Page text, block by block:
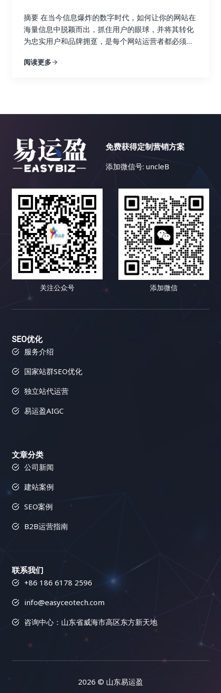
据分析，你可以发现哪些链接建设策略真正有效，哪
些策略只是徒劳无功。例如，你可能会发现，来自行
业权威博客的链接带来了大量的目标流量和转化，而
害网站的声誉。 基于这些发现，你可以及时调整你的
个持续迭代的过程。你需要定期监控数据，并根据数
需要根据风向和水流的变化不断调整航线，才能最终
安全抵达目的地。 市场环境和用户行为都在不断变
化，只有持续地分析数据，才能保持链接建设策略的
有效性。 五、 案例分析：小红书如何玩转链接建
社交电商平台，其链接建设策略非常值得学习和借
鉴。 小红书的成功并非偶然，而是精心策划和运营的
结果。 让我们深入剖析小红书是如何玩转链接建设
的： 小红书的成功案例表明，高质量的内容和活跃的
社区是链接建设的基石。 通过创造有价值的内容，吸
引用户参与，并引导用户分享和转载，可以获得大量
的、高质量的外部链接，并提升网站的流量、知名度
和最终的转化率。 六、 常见误区：你需要避免哪些
坑？ 在进行链接建设的道路上，充满了各种陷阱和误
区。 避免这些误区可以帮助你少走弯路，提高效率，
复杂的过程，需要不断地学习、实践和优化。 数据驱
动是链接建设成功的关键。 通过追踪和分析数据，你
策略，最终实现网站流量的持续增长，并最终实现你
短跑，需要坚持不懈的努力和持续的优化。 只有不断
学习，不断改进，才能在激烈的竞争中脱颖而出。 易
助客户提升网站在搜索引擎中的排名，增加有机流
量，推动业务增长。我们的使命是通过科学的SEO策
领先优势。 模块三：链接建设：网站权重的助推器(8
节详细教程) 更多模块
相关的关键词，并分析这些关键词的搜索量、竞争程
度以及排名情况。通过关键词研究，你可以找到潜在
的链接建设目标，例如与你行业相关的博客、论坛和
为你的竞争对手带来了最多的流量，并以此为参考，
吸引目标受众的关注，并最终获得链接。 3. 内容探
探索功能可以帮助你找到在社交媒体上表现优异的内
容。你可以分析这些内容的主题、格式、推广策略等
等，从中学习如何创作更具吸引力的内容，从而吸引
更多的链接。通过分析热门内容，你可以了解目标受
内容，从而提升你的内容营销效果。高质量的内容是
吸引链接的关键，因为它可以为用户提供价值，并鼓
励其他网站链接到你的网站，从而提升你的网站权威
性和排名。好的内容也更容易在社交媒体上被分享，
从而带来更多的曝光率和流量。 三、Semrush：多功
能搜索引擎优化工具，助力链接建设 Semrush 就像
一位多才多艺的助手，可以帮助你进行关键词研究、
竞争对手分析、网站审核等等，全方位提升你的搜索
引擎优化效果。它不仅可以帮助你分析竞争对手，还
可以帮助你跟踪你的搜索引擎优化进度，并提供可操
存在的问题，并提供解决方案，让你可以更好地优化
你的网站，并获得更好的搜索引擎排名和更多的流
Semrush 的反向链接分析功能可以帮助你分析竞争对
手的反向链接情况，包括链接数量、链接质量、链接
来源等等。通过分析竞争对手的链接策略，你可以找
到潜在的链接建设目标，并制定更有效的链接建设策
接建设机会，并制定更有效的策略，从而在竞争中占
据优势，并避免一些常见的错误。 2. 链接建设工具：
帮助你自动化链接建设流程，例如寻找潜在的链接合
作伙伴、发送外联邮件、跟踪链接建设进度等等。这
间和精力，让你可以专注于更重要的搜索引擎优化工
根据数据进行优化调整。使用 Semrush 的链接建设
工具可以简化链接建设流程，并提高你的效率，让你
事半功倍，更快地获得结果。 四、Buzzsumo：内容
营销利器，打造病毒式传播 Buzzsumo 就像一位社交
媒体专家，可以帮助你找到热门话题、影响力人物以
及病毒式传播的内容，从而提升你的内容营销效果。
它可以帮助你了解哪些内容在你的行业中表现最佳，
并为你提供内容创作灵感，让你在内容营销的战场上
无往不利，打造爆款内容，吸引大量的流量和关注，
究：紧跟热点，创作爆款内容 Buzzsumo 可以帮助你
语、韩语、阿拉伯语等等，每一个语种都有其独特的
语法和文化背景。这使得搜索引擎优化策略的制定更
加复杂，我们需要针对不同的语言和文化制定不同的
就很难理解目标市场的用户需求、搜索习惯和文化背
务的推广可能会受到限制，你需要了解目标市场的相
关法律法规。 再次，竞争激烈也是一个不容忽视的问
题。一些热门的小语种市场竞争非常激烈，需要付出
间和资源，进行更深入的关键词研究和内容优化。 最
后，资源匮乏也是小语种搜索引擎优化面临的一个难
题。相比于英语等主流语言，小语种搜索引擎优化的
学习资源和工具相对匮乏。找到合适的工具和资源需
要花费更多的时间和精力。你可能需要尝试不同的工
具，并进行比较和筛选。 然而，挑战与机遇并存。随
着全球化的深入发展，小语种市场蕴藏着巨大的潜
力。这是一个尚未完全开发的蓝海市场。掌握小语种
搜索引擎优化技巧，就能抢占先机，在蓝海市场中获
得丰厚的回报。想想看，如果你的网站能够在竞争相
对较小的市场中获得领先地位，那将带来多么巨大的
更高的市场份额。 二、小语种搜索引擎优化工具箱：
武装你的网站，征服全球 想要在小语种搜索引擎优化
的网站。以下是一些经过实战检验的利器，它们涵盖
容优化等多个方面。它们能够帮助你提升网站排名，
吸引更多目标用户。 三、小语种搜索引擎优化的最佳
获得长期稳定的排名提升。 四、小语种搜索引擎优化
工具对比：选择最适合你的武器 工具类型 功能 适用
量分析 寻找目标关键词，分析关键词竞争程度 网站
分析工具 流量统计、用户行为分析、页面访问量分析
了解网站运营状况，找出问题所在 竞争对手分析工具
竞争对手网站分析、关键词排名分析、反向链接分析
本地化 内容优化工具 语法检查、拼写检查、可读性
分析 提升网站内容质量，优化用户体验 这个表格列
举了一些常用的搜索引擎优化工具类型及其功能和适
语种搜索引擎优化。不同的工具有不同的优缺点，你
需要根据自己的需求和预算进行选择。 五、开启你的
小语种搜索引擎优化之旅：从今天开始，走向世界 小
语种搜索引擎优化虽然充满挑战，但也充满了机遇。
化，未来可期 随着全球化的不断深入，小语种搜索引
摘要 在当今信息爆炸的数字时代，如何让你的网站在
海量信息中脱颖而出，抓住用户的眼球，并将其转化
为忠实用户和品牌拥趸，是每个网站运营者都必须认
一难题的关键所在。本文将深入探讨内容多样化策略
态，最终实现网站流量的持续增长、用户参与度的显
化：为何内容多样化至关重要？ 想象一下，如果一个
花园里只种植着单一品种的花卉，即使再娇艳欲滴，
也会让人感到单调乏味。同样的道理，如果一个网站
只提供单一的内容形式，即使文字再优美，设计再精
失和用户参与度的下降。 互联网用户是一个极其庞大
且异质性极高的群体，不同的用户拥有不同的背景、
兴趣、需求、学习风格、认知模式和行为习惯。有些
人喜欢深入阅读长篇的专业文章，有些人则更倾向于
观看短小精悍的视频教程；有些人对数据和图表情有
独钟，有些人则更容易被生动的故事和案例所打动；
有些人喜欢积极参与互动，分享自己的观点和经验，
有些人则更倾向于被动地接收信息，默默地汲取知
识。内容多样化策略正是为了满足这些不同用户的个
性化需求，提供更具针对性、更 engaging、更富有
长、品牌影响力的提升以及商业目标的全面达成。
二、内容多样化策略的武器库：如何让你的网站“百花
的精准画像和网站的整体战略定位，选择最合适的内
起，构建一个完整、和谐、充满活力的内容生态系
统。以下是一些常用的内容形式及其应用场景： 三、
们的兴趣爱好、痛点需求、内容偏好、信息获取渠
道、行为习惯、心理动机、价值观等，构建完整而精
调研、数据分析、用户访谈、竞品分析等方法进行用
户洞察。 2. 精准制定内容策略 基于对目标用户的深
体、可执行的内容策略，包括内容主题、内容形式、
并根据市场变化和用户反馈进行动态调整。 3. 高质量
内容创作 内容为王，优质的内容是吸引用户的基石。
确保内容的原创性、专业性、实用性、趣味性、可读
性、 shareability 和 SEO 友好性，避免内容的同质
化和低质量。可以邀请行业专家、KOL、用户等参与
内容创作，提升内容的权威性和影响力。 4. 多渠道内
容推广 将创作好的内容通过多种渠道进行推广，例如
社交媒体平台、搜索引擎优化、邮件营销、KOL 合
力，触达更广泛的目标用户。 5. 数据驱动持续优化
阅读更多
免费获得定制营销方案
添加微信号: uncleB
关注公众号 添加微信
SEO优化
服务介绍
国家站群SEO优化
独立站代运营
易运盈AIGC
文章分类
公司新闻
建站案例
SEO案例
B2B运营指南
联系我们
+86 186 6178 2596
info@easyceotech.com
咨询中心：山东省威海市高区东方新天地
2026 © 山东易运盈